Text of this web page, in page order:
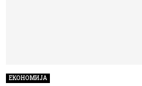
ЕКОНОМИЈА